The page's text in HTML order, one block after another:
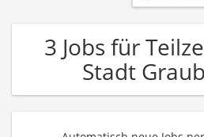
3 Jobs für
Stadt